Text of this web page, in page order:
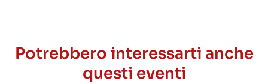
Potrebbero interessarti anche
questi eventi